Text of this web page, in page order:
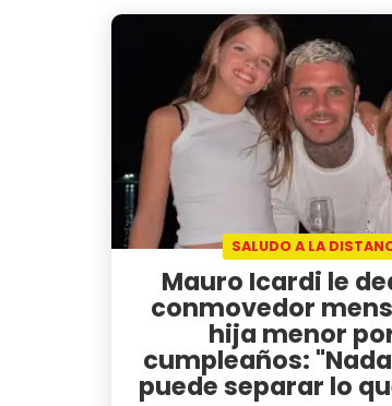
SALUDO A LA
Mauro Icardi le
conmovedor
hija menor
cumpleaños:
puede separar lo